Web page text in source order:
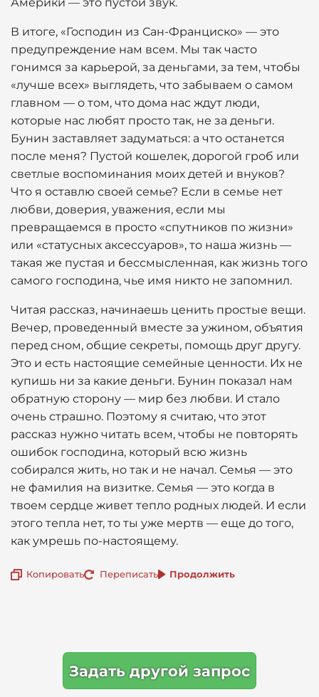
В итоге, «Господин из Сан-Франциско» — это
предупреждение нам всем. Мы так часто
гонимся за карьерой, за деньгами, за тем, чтобы
«лучше всех» выглядеть, что забываем о самом
главном — о том, что дома нас ждут люди,
которые нас любят просто так, не за деньги.
Бунин заставляет задуматься: а что останется
после меня? Пустой кошелек, дорогой гроб или
светлые воспоминания моих детей и внуков?
Что я оставлю своей семье? Если в семье нет
любви, доверия, уважения, если мы
превращаемся в просто «спутников по жизни»
или «статусных аксессуаров», то наша жизнь —
такая же пустая и бессмысленная, как жизнь того
самого господина, чье имя никто не запомнил.
Читая рассказ, начинаешь ценить простые вещи.
Вечер, проведенный вместе за ужином, объятия
перед сном, общие секреты, помощь друг другу.
Это и есть настоящие семейные ценности. Их не
купишь ни за какие деньги. Бунин показал нам
обратную сторону — мир без любви. И стало
очень страшно. Поэтому я считаю, что этот
рассказ нужно читать всем, чтобы не повторять
ошибок господина, который всю жизнь
собирался жить, но так и не начал. Семья — это
не фамилия на визитке. Семья — это когда в
твоем сердце живет тепло родных людей. И если
этого тепла нет, то ты уже мертв — еще до того,
как умрешь по-настоящему.
Копировать Переписать Продолжить
Задать другой запрос